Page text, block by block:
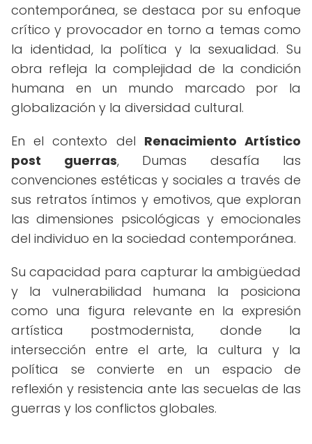
contemporánea, se destaca por su enfoque
crítico y provocador en torno a temas como
la identidad, la política y la sexualidad. Su
obra refleja la complejidad de la condición
humana en un mundo marcado por la
globalización y la diversidad cultural.
En el contexto del Renacimiento Artístico
post guerras, Dumas desafía las
convenciones estéticas y sociales a través de
sus retratos íntimos y emotivos, que exploran
las dimensiones psicológicas y emocionales
del individuo en la sociedad contemporánea.
Su capacidad para capturar la ambigüedad
y la vulnerabilidad humana la posiciona
como una figura relevante en la expresión
artística postmodernista, donde la
intersección entre el arte, la cultura y la
política se convierte en un espacio de
reflexión y resistencia ante las secuelas de las
guerras y los conflictos globales.